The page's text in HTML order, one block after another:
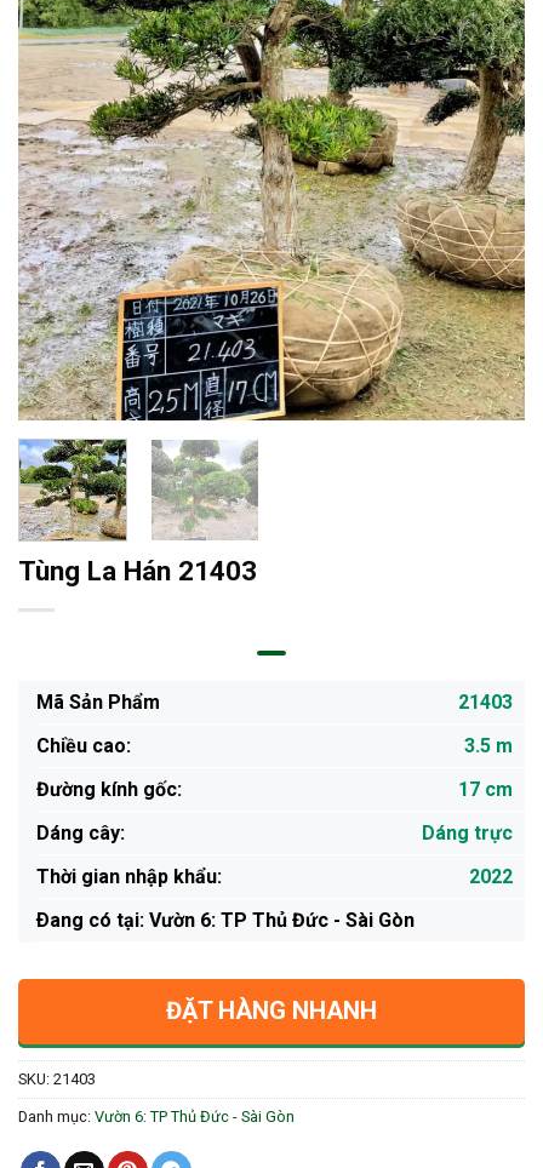
Tùng La Hán 21403
Mã Sản Phẩm
21403
Chiều cao:
3.5 m
Đường kính gốc:
17 cm
Dáng cây:
Dáng trực
Thời gian nhập khẩu:
2022
Ðang có tại: Vườn 6: TP Thủ Đức - Sài Gòn
ĐẶT HÀNG NHANH
SKU: 21403
Danh mục: Vườn 6: TP Thủ Đức - Sài Gòn